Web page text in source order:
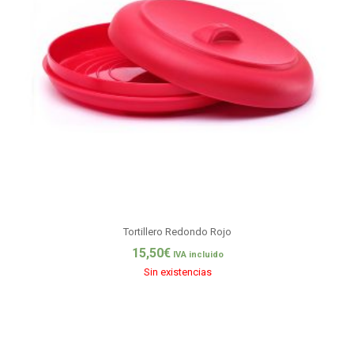
Tortillero Redondo Rojo
15,50€ IVA incluido
Sin existencias